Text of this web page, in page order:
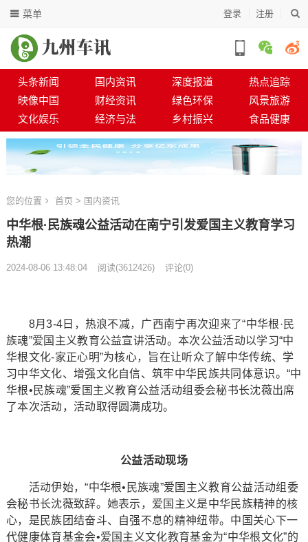
登录 注册
菜单
头条新闻 国内资讯 深度报道
热点追踪
映像中国
财经资讯 绿色环保
风景旅游
文化娱乐
经济与法 乡村振兴 食品健康
您的位置 首页 > 国内资讯
中华根·民族魂公益活动在南宁引发爱国主义教育学习
热潮
2024-08-06 13:48:04 阅读(3612426) 评论(0)
8月3-4日，热浪不减，广西南宁再次迎来了“中华根·民
族魂”爱国主义教育公益宣讲活动。本次公益活动以学习“中
华根文化-家正心明”为核心，旨在让听众了解中华传统、学
习中华文化、增强文化自信、筑牢中华民族共同体意识。“中
华根•民族魂”爱国主义教育公益活动组委会秘书长沈薇出席
了本次活动，活动取得圆满成功。
公益活动现场
活动伊始，“中华根•民族魂”爱国主义教育公益活动组委
会秘书长沈薇致辞。她表示，爱国主义是中华民族精神的核
心，是民族团结奋斗、自强不息的精神纽带。中国关心下一
代健康体育基金会•爱国主义文化教育基金为“中华根文化”的